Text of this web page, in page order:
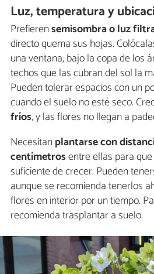
Luz, temperatura y
Prefierensemisombra o luz
directo quema sus hojas.
una ventana, bajo la copa de los
techos que las cubran del sol la
Pueden tolerar espacios con un
cuando el suelo no esté seco.
fríos, y las flores no llegan a
Necesitanplantarse con
centímetrosentre ellas para
suficiente de crecer. Pueden
aunque se recomienda tenerlos
flores en interior por un tiempo.
recomienda trasplantar a suelo.